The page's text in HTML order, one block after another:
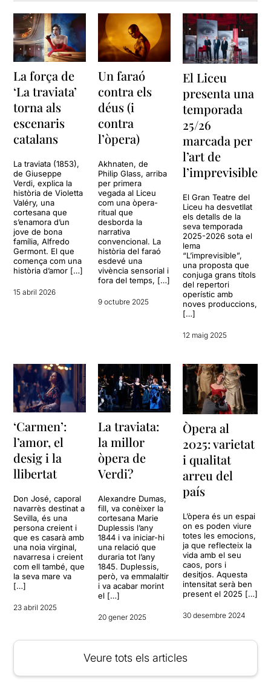
La força de
‘La traviata’
torna als
escenaris
catalans
La traviata (1853),
de Giuseppe
Verdi, explica la
història de Violetta
Valéry, una
cortesana que
s’enamora d’un
jove de bona
família, Alfredo
Germont. El que
comença com una
història d’amor […]
15 abril 2026
Un faraó
contra els
déus (i
contra
l’òpera)
Akhnaten, de
Philip Glass, arriba
per primera
vegada al Liceu
com una òpera-
ritual que
desborda la
narrativa
convencional. La
història del faraó
esdevé una
vivència sensorial i
fora del temps, […]
9 octubre 2025
El Liceu
presenta una
temporada
25/26
marcada per
l’art de
l’imprevisible
El Gran Teatre del
Liceu ha desvetllat
els detalls de la
seva temporada
2025-2026 sota el
lema
“L’imprevisible”,
una proposta que
conjuga grans títols
del repertori
operístic amb
noves produccions,
[…]
12 maig 2025
‘Carmen’:
l’amor, el
desig i la
llibertat
Don José, caporal
navarrès destinat a
Sevilla, és una
persona creient i
que es casarà amb
una noia virginal,
navarresa i creient
com ell també, que
la seva mare va
[…]
23 abril 2025
La traviata:
la millor
òpera de
Verdi?
Alexandre Dumas,
fill, va conèixer la
cortesana Marie
Duplessis l’any
1844 i va iniciar-hi
una relació que
duraria tot l’any
1845. Duplessis,
però, va emmalaltir
i va acabar morint
el […]
20 gener 2025
Òpera al
2025: varietat
i qualitat
arreu del
país
L’òpera és un espai
on es poden viure
totes les emocions,
ja que reflecteix la
vida amb el seu
caos, pors i
desitjos. Aquesta
intensitat serà ben
present el 2025 […]
30 desembre 2024
Veure tots els articles